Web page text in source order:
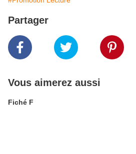
Partager
Vous aimerez aussi
Fiché F